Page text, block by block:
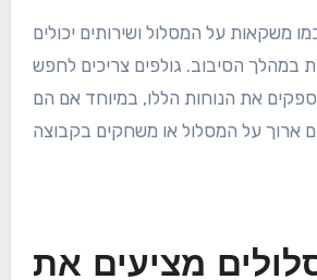
שיקולים חשובים כאשר בוחרים מסלול
לשפר את החוויה הכללית. מסלולים
תחבורה טובות, חניה ומתקנים כמו
ובתי קפה יכולים לעשות הבדל משמעותי
במהלך הסיבוב. גולפים צריכים לחפש